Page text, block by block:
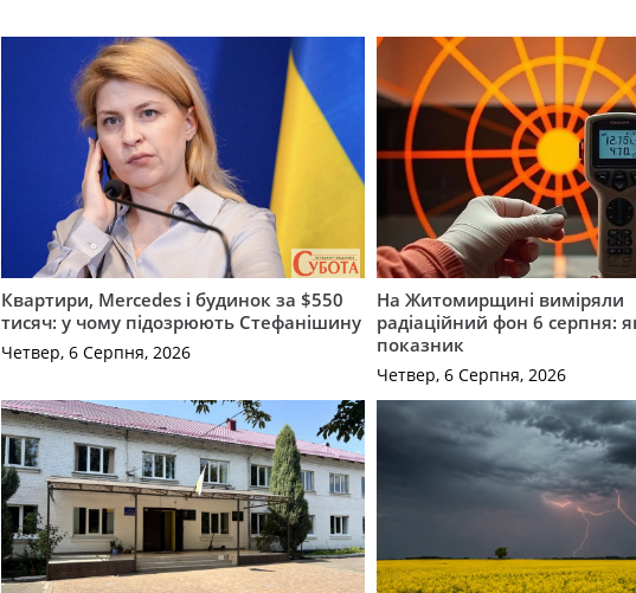
Квартири, Mercedes і будинок за $550
тисяч: у чому підозрюють Стефанішину
Четвер, 6 Серпня, 2026
На Житомирщині виміряли
радіаційний фон 6 серпня:
показник
Четвер, 6 Серпня, 2026